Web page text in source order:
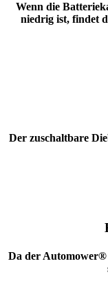
Wenn die
niedrig ist, findet
Der zuschaltbare
Da der Automower®